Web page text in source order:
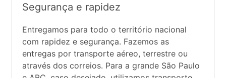
Segurança e rapidez
Entregamos para todo o território nacional
com rapidez e segurança. Fazemos as
entregas por transporte aéreo, terrestre ou
através dos correios. Para a grande São Paulo